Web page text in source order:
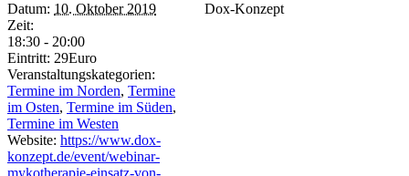
Datum: 10. Oktober 2019
Zeit:
18:30 - 20:00
Eintritt: 29Euro
Veranstaltungskategorien:
Termine im Norden, Termine
im Osten, Termine im Süden,
Termine im Westen
Website: https://www.dox-
konzept.de/event/webinar-
Dox-Konzept